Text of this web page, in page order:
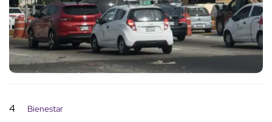
4 Bienestar